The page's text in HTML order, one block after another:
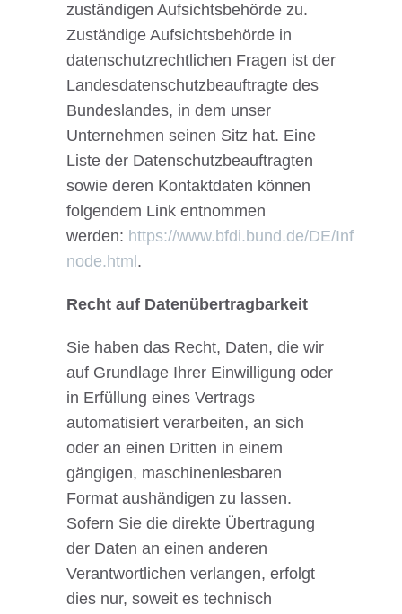
zuständigen Aufsichtsbehörde zu.
Zuständige Aufsichtsbehörde in
datenschutzrechtlichen Fragen ist der
Landesdatenschutzbeauftragte des
Bundeslandes, in dem unser
Unternehmen seinen Sitz hat. Eine
Liste der Datenschutzbeauftragten
sowie deren Kontaktdaten können
folgendem Link entnommen
werden: https://www.bfdi.bund.de/DE/
node.html .
Recht auf Datenübertragbarkeit
Sie haben das Recht, Daten, die wir
auf Grundlage Ihrer Einwilligung oder
in Erfüllung eines Vertrags
automatisiert verarbeiten, an sich
oder an einen Dritten in einem
gängigen, maschinenlesbaren
Format aushändigen zu lassen.
Sofern Sie die direkte Übertragung
der Daten an einen anderen
Verantwortlichen verlangen, erfolgt
dies nur, soweit es technisch